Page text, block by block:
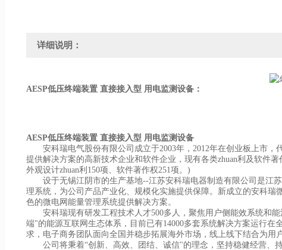
详细说明：
AESP低压终端装置 直接接入型 用电监测设备：
AESP低压终端装置 直接接入型 用电监测设备
安科瑞电气股份有限公司成立于2003年，2012年在创业板上市
提供解决方案的高新技术企业和软件企业，现有各类zhuan利及软件著
外观设计zhuan利150项、软件著作权251项。)
设于无锡江阴市的生产基地--江苏安科瑞电器制造有限公司是江
理系统，为公司产品产业化、规模化实施提供保障。新成立的安科
色的微电网能量管理系统提供解决方案。
安科瑞现有研发工程技术人才500多人，聚焦用户侧能效系统和
端"的能源互联网生态体系，目前已有14000多套系统解决方案运行
求，电子商务团队面向全国并稳步拓展海外市场，线上线下结合为用
公司将秉着“创新、高效、团结、诚信"的理念，坚持稳健经营、